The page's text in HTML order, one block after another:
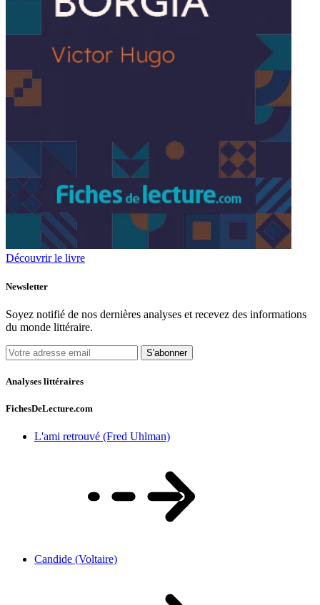
Découvrir le livre
Newsletter
Soyez notifié de nos dernières analyses et recevez des informations
du monde littéraire.
S'abonner
Analyses littéraires
FichesDeLecture.com
L'ami retrouvé (Fred Uhlman)
Candide (Voltaire)